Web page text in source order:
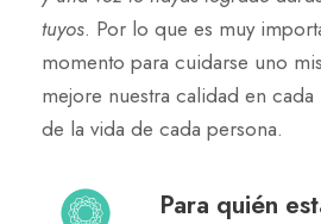
tuyos. Por lo que es muy
momento para cuidarse uno
mejore nuestra calidad en cada
de la vida de cada persona.
Para quién